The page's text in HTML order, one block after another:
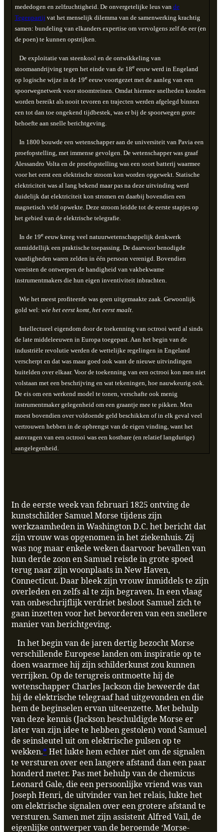
mededogen en zelfzuchtigheid. De onvergetelijke leus van de
Tegenpartij vat het menselijk dilemma van de samenwerking krachtig
samen: bundeling van elkanders expertise om vervolgens zelf de eer (en
de poen) te kunnen opstrijken.
De exploitatie van steenkool en de ontwikkeling van
stoomaandrijving tegen het einde van de 18eeeuw werd in Engeland
op logische wijze in de 19eeeuw voortgezet met de aanleg van een
spoorwegnetwerk voor stoomtreinen. Omdat hiermee snelheden konden
worden bereikt als nooit tevoren en trajecten werden afgelegd binnen
een tot dan toe ongekend tijdbestek, was er bij de spoorwegen grote
behoefte aan snelle berichtgeving.
In 1800 bouwde een wetenschapper aan de universiteit van Pavia een
proefopstelling, met immense gevolgen. De wetenschapper was graaf
Alessandro Volta en de proefopstelling was een soort batterij waarmee
voor het eerst een elektrische stroom kon worden opgewekt. Statische
elektriciteit was al lang bekend maar pas na deze uitvinding werd
duidelijk dat elektriciteit kon stromen en daarbij bovendien een
magnetisch veld opwekte. Deze stroom leidde tot de eerste stapjes op
het gebied van de elektrische telegrafie.
In de 19eeeuw kreeg veel natuurwetenschappelijk denkwerk
onmiddellijk een praktische toepassing. De daarvoor benodigde
vaardigheden waren zelden in één persoon verenigd. Bovendien
vereisten de ontwerpen de handigheid van vakbekwame
instrumentmakers die hun eigen inventiviteit inbrachten.
Wie het meest profiteerde was geen uitgemaakte zaak. Gewoonlijk
gold wel: wie het eerst komt, het eerst maalt.
Intellectueel eigendom door de toekenning van octrooi werd al sinds
de late middeleeuwen in Europa toegepast. Aan het begin van de
industriële revolutie werden de wettelijke regelingen in Engeland
verscherpt en dat was maar goed ook want de nieuwe uitvindingen
buitelden over elkaar. Voor de toekenning van een octrooi kon men niet
volstaan met een beschrijving en wat tekeningen, hoe nauwkeurig ook.
De eis om een werkend model te tonen, verschafte ook menig
instrumentmaker gelegenheid om een graantje mee te pikken. Men
moest bovendien over voldoende geld beschikken of in elk geval veel
vertrouwen hebben in de opbrengst van de eigen vinding, want het
aanvragen van een octrooi was een kostbare (en relatief langdurige)
aangelegenheid.
In de eerste week van februari 1825 ontving de
kunstschilder Samuel Morse tijdens zijn
werkzaamheden in Washington D.C. het bericht dat
zijn vrouw was opgenomen in het ziekenhuis. Zij
was nog maar enkele weken daarvoor bevallen van
hun derde zoon en Samuel reisde in grote spoed
terug naar zijn woonplaats in New Haven,
Connecticut. Daar bleek zijn vrouw inmiddels te zijn
overleden en zelfs al te zijn begraven. In een vlaag
van onbeschrijflijk verdriet besloot Samuel zich te
gaan inzetten voor het bevorderen van een snellere
manier van berichtgeving.
In het begin van de jaren dertig bezocht Morse
verschillende Europese landen om inspiratie op te
doen waarmee hij zijn schilderkunst zou kunnen
verrijken. Op de terugreis ontmoette hij de
wetenschapper Charles Jackson die beweerde dat
hij de elektrische telegraaf had uitgevonden en die
hem de beginselen ervan uiteenzette. Met behulp
van deze kennis (Jackson beschuldigde Morse er
later van zijn idee te hebben gestolen) vond Samuel
de seinsleutel uit om elektrische pulsen op te
wekken.*Het lukte hem echter niet om de signalen
te versturen over een langere afstand dan een paar
honderd meter. Pas met behulp van de chemicus
Leonard Gale, die een persoonlijke vriend was van
Joseph Henri, de uitvinder van het relais, lukte het
om elektrische signalen over een grotere afstand te
versturen. Samen met zijn assistent Alfred Vail, de
eigenlijke ontwerper van de beroemde ‘Morse-